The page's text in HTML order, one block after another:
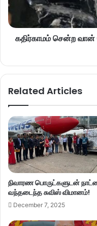
கதிர்காமம் சென்ற வான்
Related Articles
நிவாரண பொருட்களுடன்
வந்தடைந்த சுவிஸ் விமானம்!
December 7, 2025